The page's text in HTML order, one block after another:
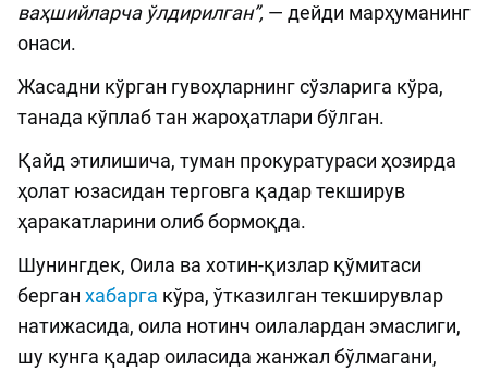
ваҳшийларча ўлдирилган”, — дейди марҳуманинг
онаси.
Жасадни кўрган гувоҳларнинг сўзларига кўра,
танада кўплаб тан жароҳатлари бўлган.
Қайд этилишича, туман прокуратураси ҳозирда
ҳолат юзасидан терговга қадар текширув
ҳаракатларини олиб бормоқда.
Шунингдек, Оила ва хотин-қизлар қўмитаси
берган хабарга кўра, ўтказилган текширувлар
натижасида, оила нотинч оилалардан эмаслиги,
шу кунга қадар оиласида жанжал бўлмагани,